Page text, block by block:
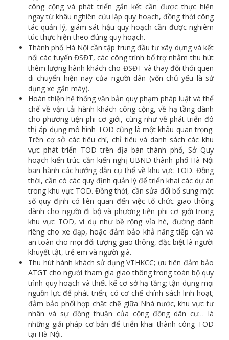
công cộng và phát triển gắn kết cần được thực hiện
ngay từ khâu nghiên cứu lập quy hoạch, đồng thời công
tác quản lý, giám sát hậu quy hoạch cần được nghiêm
túc thực hiện theo đúng quy hoạch.
Thành phố Hà Nội cần tập trung đầu tư xây dựng và kết
nối các tuyến ĐSĐT, các công trình bổ trợ nhằm thu hút
thêm lượng hành khách cho ĐSĐT và thay đổi thói quen
di chuyển hiện nay của người dân (vốn chủ yếu là sử
dụng xe gắn máy).
Hoàn thiện hệ thống văn bản quy phạm pháp luật và thể
chế về vận tải hành khách công cộng, về hạ tầng dành
cho phương tiện phi cơ giới, cùng như về phát triển đô
thị áp dụng mô hình TOD cũng là một khâu quan trọng.
Trên cơ sở các tiêu chí, chỉ tiêu và danh sách các khu
vực phát triển TOD trên địa bàn thành phố, Sở Quy
hoạch kiến trúc cần kiến nghị UBND thành phố Hà Nội
ban hành các hướng dẫn cụ thể về khu vực TOD. Đồng
thời, cần có các quy định quản lý để triển khai các dự án
trong khu vực TOD. Đồng thời, cần sửa đổi bổ sung một
số quy định có liên quan đến việc tổ chức giao thông
dành cho người đi bộ và phương tiện phi cơ giới trong
khu vực TOD, ví dụ như bề rộng vỉa hè, đường dành
riêng cho xe đạp, hoặc đảm bảo khả năng tiếp cận và
an toàn cho mọi đối tượng giao thông, đặc biệt là người
khuyết tật, trẻ em và người già.
Thu hút hành khách sử dụng VTHKCC; ưu tiên đảm bảo
ATGT cho người tham gia giao thông trong toàn bộ quy
trình quy hoạch và thiết kế cơ sở hạ tầng; tận dụng mọi
nguồn lực để phát triển; có cơ chế chính sách linh hoạt;
đảm bảo phối hợp chặt chẽ giữa Nhà nước, khu vực tư
nhân và sự đồng thuận của cộng đồng dân cư… là
những giải pháp cơ bản để triển khai thành công TOD
tại Hà Nội.